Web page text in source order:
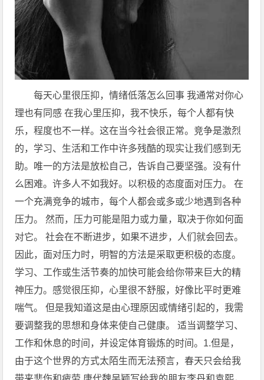
每天心里很压抑，情绪低落怎么回事 我通常对你心
理也有同感 在我心里压抑，我不快乐，每个人都有快
乐，程度也不一样。这在当今社会很正常。竞争是激烈
的，学习、生活和工作中许多残酷的现实让我们感到无
助。唯一的方法是放松自己，告诉自己要坚强。没有什
么困难。许多人不如我好。以积极的态度面对压力。 在
一个充满竞争的城市，每个人都会或多或少地遇到各种
压力。 然而，压力可能是阻力或力量，取决于你如何面
对它。 社会在不断进步，如果不进步，人们就会回去。
因此，面对压力时，明智的方法是采取更积极的态度。
学习、工作或生活节奏的加快可能会给你带来巨大的精
神压力。感觉很压抑，心里很不舒服，好像比平时更难
喘气。 但是我知道这是由心理原因或情绪引起的，我需
要调整我的思想和身体来使自己健康。 适当调整学习、
工作和休息的时间，并设定体育锻炼的时间。1.但是，
由于这个世界的方式太陌生而无法预言，春天只会给我